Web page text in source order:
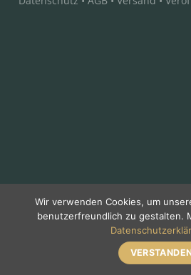
Wir verwenden Cookies, um
benutzerfreundlich zu gestalten.